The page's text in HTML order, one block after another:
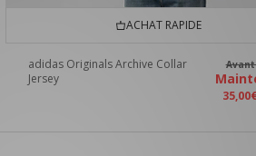
ACHAT RAPIDE
adidas Originals Archive Collar
Jersey
35,00€